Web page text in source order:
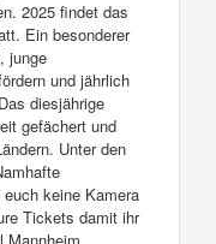
2025 findet das
Ein besonderer
junge
und jährlich
diesjährige
gefächert und
Unter den
keine Kamera
Tickets damit ihr